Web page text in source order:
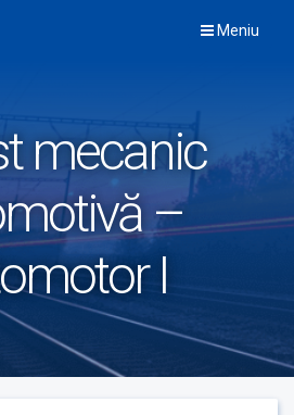
Meniu
mecanic
–
I